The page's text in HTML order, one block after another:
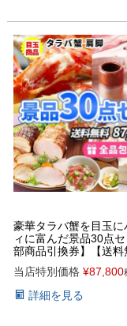
豪華タラバ蟹を目玉に
ィに富んだ景品30点
部商品引換券】【送料
当店特別価格 ¥87,800
詳細を見る